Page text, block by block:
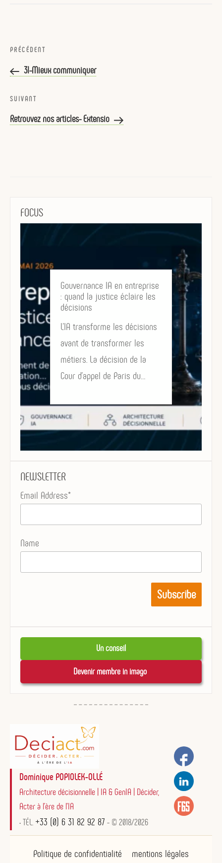
de
l’article
Article
précédent
PRÉCÉDENT
3I-Mieux communiquer
Article
suivant
SUIVANT
Retrouvez nos articles- Extensio
FOCUS
Gouvernance IA en entreprise
: quand la justice éclaire les
décisions
L’IA transforme les décisions
avant de transformer les
métiers. La décision de la
Cour d’appel de Paris du…
NEWSLETTER
Email Address*
Name
Un conseil
Devenir membre in imago
Dominique POPIOLEK-OLLÉ
Architecture décisionnelle | IA & GenIA | Décider,
Acter à l'ère de l'IA
• TÉL. +33 (0) 6 31 82 92 87 - © 2018/2026
Politique de confidentialité mentions légales